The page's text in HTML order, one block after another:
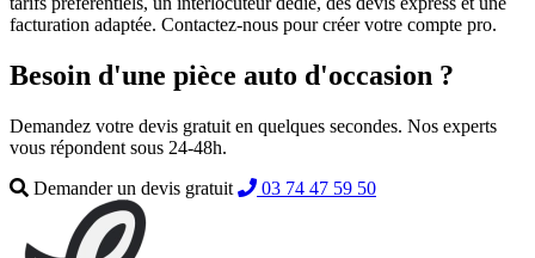
facturation adaptée. Contactez-nous pour créer votre compte pro.
Besoin d'une pièce auto d'occasion ?
Demandez votre devis gratuit en quelques secondes. Nos experts
vous répondent sous 24-48h.
Demander un devis gratuit
03 74 47 59 50